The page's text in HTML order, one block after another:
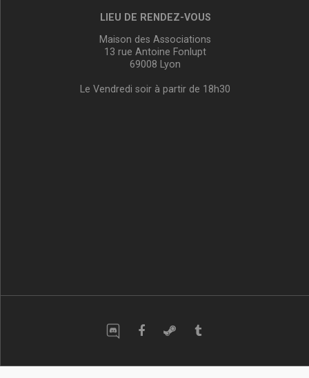
LIEU DE RENDEZ-VOUS
Maison des Associations
13 rue Antoine Fonlupt
69008 Lyon
Le Vendredi soir à partir de 18h30